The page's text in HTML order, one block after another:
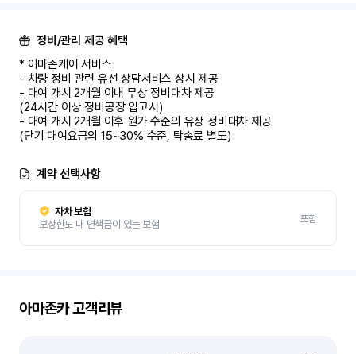
정비/관리 제공 혜택
* 아마존케어 서비스
- 차량 정비 관련 유선 상담서비스 상시 제공
- 대여 개시 2개월 이내 무상 정비대차 제공
(24시간 이상 정비공장 입고시)
- 대여 개시 2개월 이후 원가 수준의 유상 정비대차 제공
(단기 대여요금의 15~30% 수준, 탁송료 별도)
계약 선택사항
자차 보험
보상한도 내 면책금이 있는 보험
포함
아마존카고객리뷰